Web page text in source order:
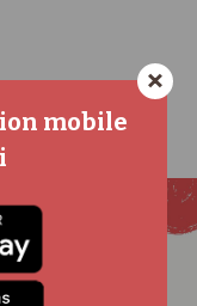
×
mobile